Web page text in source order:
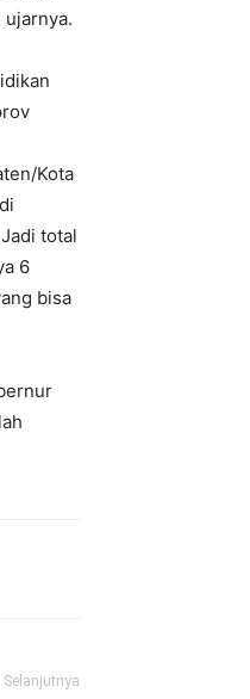
ujarnya.
Kota
total
6
bisa
Selanjutnya